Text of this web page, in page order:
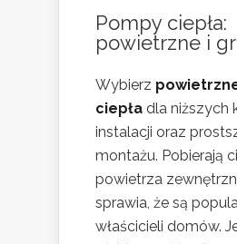
Pompy ciepła:
powietrzne i
Wybierz
ciepła dla niższych
instalacji oraz
montażu. Pobierają
powietrza
sprawia, że są
właścicieli domów.